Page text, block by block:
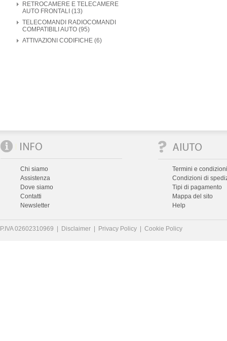
RETROCAMERE E TELECAMERE
AUTO FRONTALI (13)
TELECOMANDI RADIOCOMANDI
COMPATIBILI AUTO (95)
ATTIVAZIONI CODIFICHE (6)
Chi siamo
Assistenza
Dove siamo
Contatti
Newsletter
Termini e
Condizioni di
Tipi di pagamento
Mappa del sito
Help
P.IVA 02602310969 | Disclaimer Privacy Policy Cookie Policy